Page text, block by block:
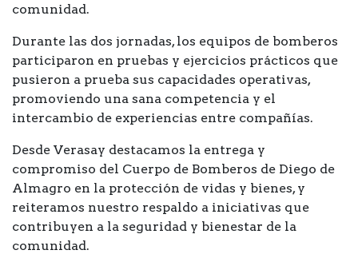
comunidad.
Durante las dos jornadas, los equipos de bomberos
participaron en pruebas y ejercicios prácticos que
pusieron a prueba sus capacidades operativas,
promoviendo una sana competencia y el
intercambio de experiencias entre compañías.
Desde Verasay destacamos la entrega y
compromiso del Cuerpo de Bomberos de Diego de
Almagro en la protección de vidas y bienes, y
reiteramos nuestro respaldo a iniciativas que
contribuyen a la seguridad y bienestar de la
comunidad.